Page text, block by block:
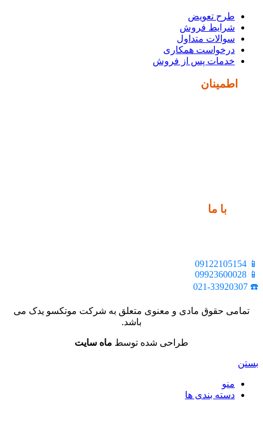
طرح تعویض
شرایط فروش
سوالات متداول
درخواست همکاری
خدمات پس از فروش
اطمینان
با ما
📱 09122105154
📱 09923600028
☎️ 021-33920307
تمامی حقوق مادی و معنوی متعلق به شرکت موتکسو یدک می
باشد.
طراحی شده توسط ماه سایت
بستن
منو
دسته بندی ها